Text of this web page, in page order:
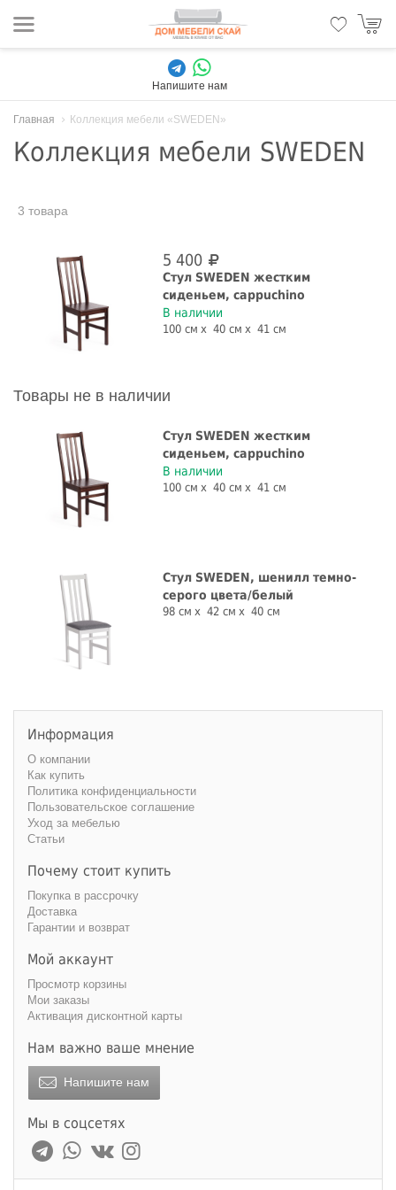
Напишите нам
Главная Коллекция мебели «SWEDEN»
Коллекция мебели SWEDEN
3 товара
5 400
Стул SWEDEN жестким
сиденьем, cappuchino
В наличии
100 см 40 см 41 см
Товары не в наличии
Стул SWEDEN жестким
сиденьем, cappuchino
В наличии
100 см 40 см 41 см
Стул SWEDEN, шенилл темно-
серого цвета/белый
98 см 42 см 40 см
Информация
О компании
Как купить
Политика конфиденциальности
Пользовательское соглашение
Уход за мебелью
Статьи
Почему стоит купить
Покупка в рассрочку
Доставка
Гарантии и возврат
Мой аккаунт
Просмотр корзины
Мои заказы
Активация дисконтной карты
Нам важно ваше мнение
Напишите нам
Мы в соцсетях